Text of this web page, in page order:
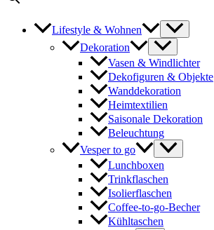
Lifestyle & Wohnen
Dekoration
Vasen & Windlichter
Dekofiguren & Objekte
Wanddekoration
Heimtextilien
Saisonale Dekoration
Beleuchtung
Vesper to go
Lunchboxen
Trinkflaschen
Isolierflaschen
Coffee-to-go-Becher
Kühltaschen